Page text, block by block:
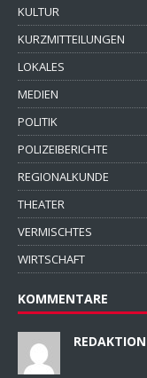
KULTUR
KURZMITTEILUNGEN
LOKALES
MEDIEN
POLITIK
POLIZEIBERICHTE
REGIONALKUNDE
THEATER
VERMISCHTES
WIRTSCHAFT
KOMMENTARE